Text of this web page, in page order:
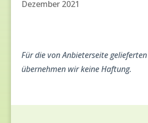
Dezember 2021
Für die von Anbieterseite
übernehmen wir keine Haftung.